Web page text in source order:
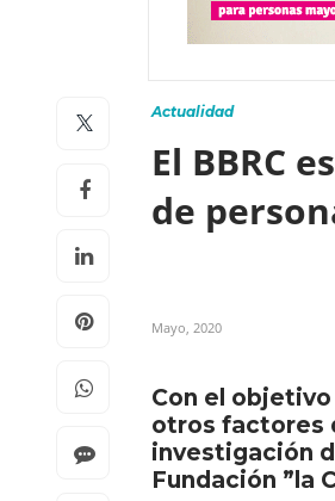
Actualidad
El BBRC
de
Mayo, 2020
Con el
otros factores
investigación
Fundación ”la